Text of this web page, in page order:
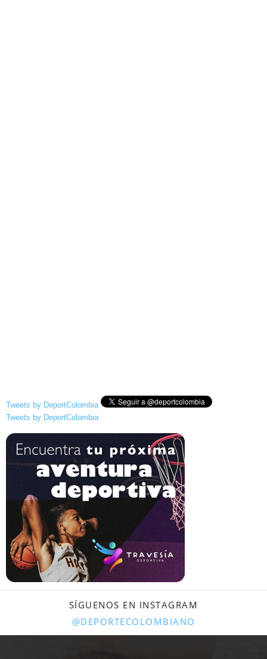
Tweets by DeportColombia
Tweets by DeportColombia
SÍGUENOS EN INSTAGRAM
@DEPORTECOLOMBIANO